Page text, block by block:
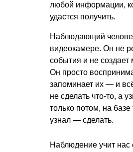
любой информации,
удастся получить.
Наблюдающий
видеокамере. Он не
события и не создает
Он просто
запоминает их — и
не сделать что-то, а
только потом, на базе
узнал — сделать.
Наблюдение учит нас